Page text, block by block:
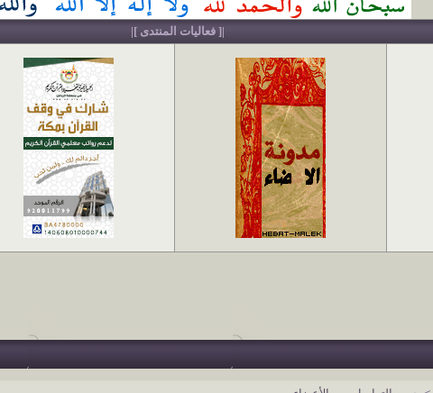
|[ فعاليات المنتدى ]|